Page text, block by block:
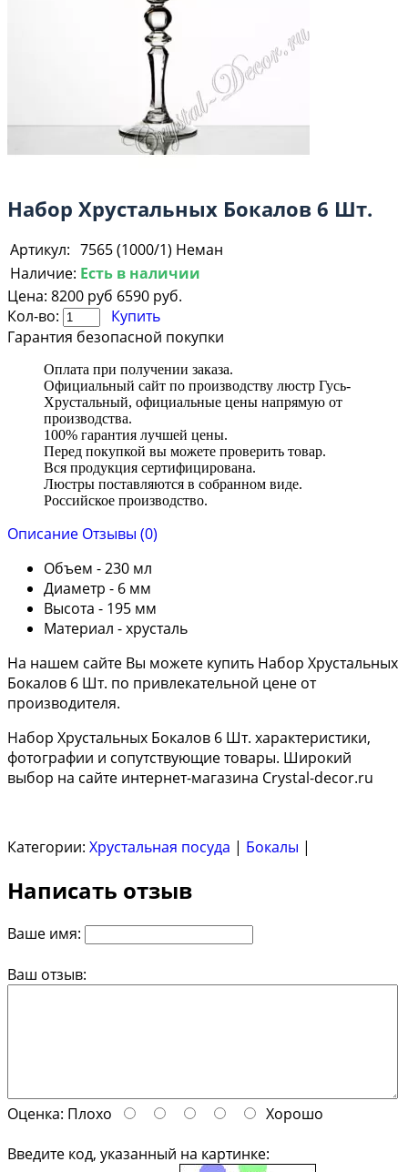
Набор Хрустальных Бокалов 6 Шт.
Артикул: 7565 (1000/1) Неман
Наличие: Есть в наличии
Цена: 8200 руб 6590 руб.
Кол-во:
Купить
Гарантия безопасной покупки
Оплата при получении заказа.
Официальный сайт по производству люстр Гусь-
Хрустальный, официальные цены напрямую от
производства.
100% гарантия лучшей цены.
Перед покупкой вы можете проверить товар.
Вся продукция сертифицирована.
Люстры поставляются в собранном виде.
Российское производство.
Описание Отзывы (0)
Объем - 230 мл
Диаметр - 6 мм
Высота - 195 мм
Материал - хрусталь
На нашем сайте Вы можете купить Набор Хрустальных
Бокалов 6 Шт. по привлекательной цене от
производителя.
Набор Хрустальных Бокалов 6 Шт. характеристики,
фотографии и сопутствующие товары. Широкий
выбор на сайте интернет-магазина Crystal-decor.ru
Категории: Хрустальная посуда | Бокалы |
Написать отзыв
Ваше имя:
Ваш отзыв:
Оценка: Плохо
Хорошо
Введите код, указанный на картинке: